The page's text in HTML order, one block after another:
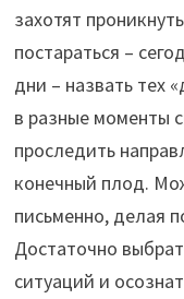
захотят
постараться –
дни – назвать тех
в разные моменты
проследить
конечный плод.
письменно, делая
Достаточно
ситуаций и